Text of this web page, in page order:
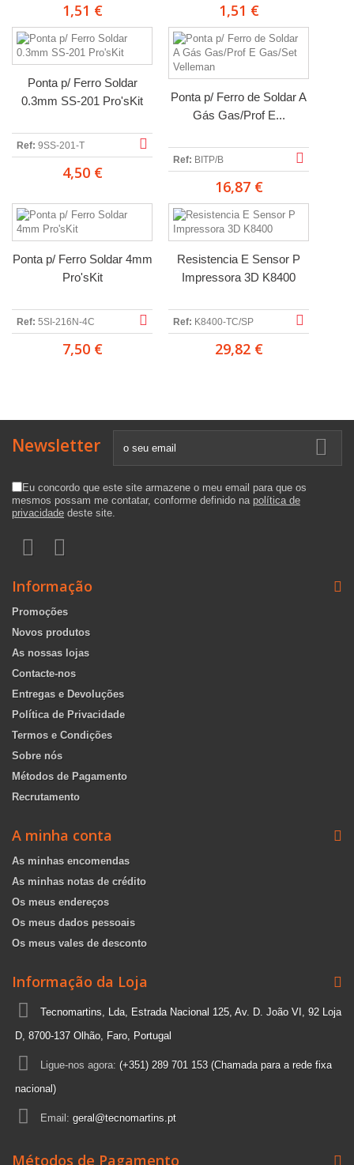
1,51 € 1,51 €
Ponta p/ Ferro Soldar
0.3mm SS-201 Pro'sKit
Ref: 9SS-201-T
4,50 €
Ponta p/ Ferro de Soldar A
Gás Gas/Prof E...
Ref: BITP/B
16,87 €
Ponta p/ Ferro Soldar 4mm
Pro'sKit
Ref: 5SI-216N-4C
7,50 €
Resistencia E Sensor P
Impressora 3D K8400
Ref: K8400-TC/SP
29,82 €
Newsletter
Eu concordo que este site armazene o meu email para que os
mesmos possam me contatar, conforme definido na política de
privacidade deste site.
Informação
Promoções
Novos produtos
As nossas lojas
Contacte-nos
Entregas e Devoluções
Política de Privacidade
Termos e Condições
Sobre nós
Métodos de Pagamento
Recrutamento
A minha conta
As minhas encomendas
As minhas notas de crédito
Os meus endereços
Os meus dados pessoais
Os meus vales de desconto
Informação da Loja
Tecnomartins, Lda, Estrada Nacional 125, Av. D. João VI, 92 Loja
D, 8700-137 Olhão, Faro, Portugal
Ligue-nos agora: (+351) 289 701 153 (Chamada para a rede fixa
nacional)
Email: geral@tecnomartins.pt
Métodos de Pagamento